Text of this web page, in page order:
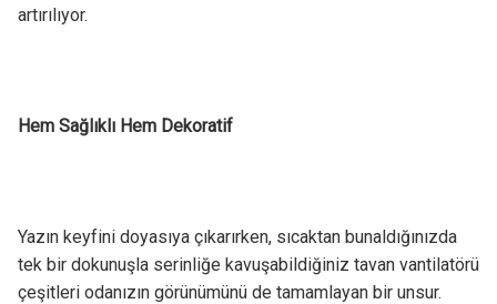
artırılıyor.
Hem Sağlıklı Hem Dekoratif
Yazın keyfini doyasıya çıkarırken, sıcaktan bunaldığınızda
tek bir dokunuşla serinliğe kavuşabildiğiniz tavan vantilatörü
çeşitleri odanızın görünümünü de tamamlayan bir unsur.